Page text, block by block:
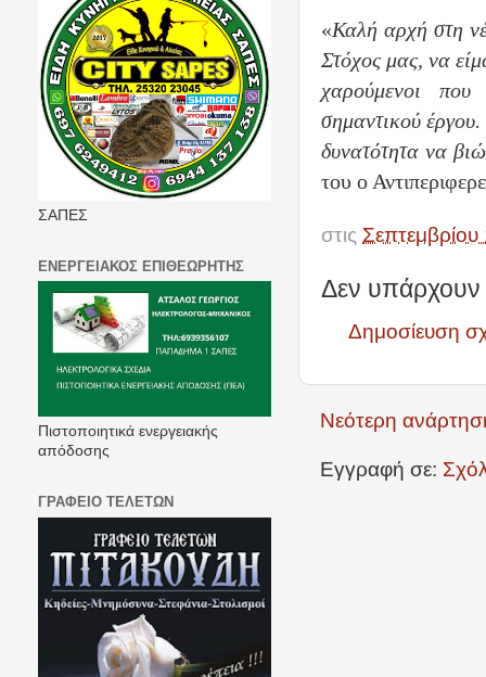
«Καλή αρχή στη
Στόχος μας, να
χαρούμενοι
σημαντικού
δυνατότητα να
του ο
στις
Δεν υπάρχουν
Δημοσίευση
Νεότερη
Εγγραφή σε:
ΣΑΠΕΣ
ΕΝΕΡΓΕΙΑΚΟΣ ΕΠΙΘΕΩΡΗΤΗΣ
Πιστοποιητικά ενεργειακής
απόδοσης
ΓΡΑΦΕΙΟ ΤΕΛΕΤΩΝ